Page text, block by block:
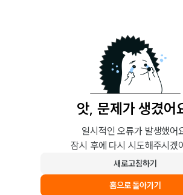
앗, 문제가 생겼어
일시적인 오류가 발생했어
잠시 후에 다시 시도해주시겠
새로고침하기
홈으로 돌아가기